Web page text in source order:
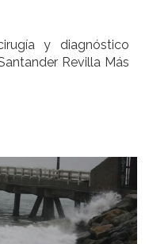
y diagnóstico
Revilla Más